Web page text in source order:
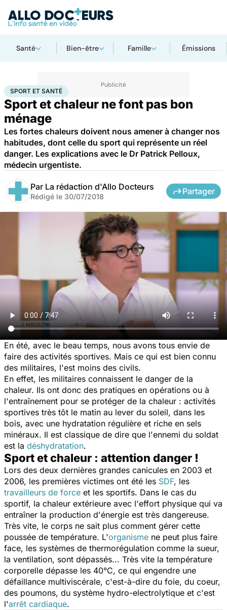
Santé Bien-être Famille Émissions
AccueilBien-êtreSport santé Sport et santé
SPORT ET SANTÉ
Sport et chaleur ne font pas bon
ménage
Les fortes chaleurs doivent nous amener à changer nos
habitudes, dont celle du sport qui représente un réel
danger. Les explications avec le Dr Patrick Pelloux,
médecin urgentiste.
Par La rédaction d'Allo Docteurs
Rédigé le 30/07/2018
Partager
En été, avec le beau temps, nous avons tous envie de
faire des activités sportives. Mais ce qui est bien connu
des militaires, l'est moins des civils.
En effet, les militaires connaissent le danger de la
chaleur. Ils ont donc des pratiques en opérations ou à
l'entraînement pour se protéger de la chaleur : activités
sportives très tôt le matin au lever du soleil, dans les
bois, avec une hydratation régulière et riche en sels
minéraux. Il est classique de dire que l'ennemi du soldat
est la déshydratation.
Sport et chaleur : attention danger !
Lors des deux dernières grandes canicules en 2003 et
2006, les premières victimes ont été les SDF, les
travailleurs de force et les sportifs. Dans le cas du
sportif, la chaleur extérieure avec l'effort physique qui va
entraîner la production d'énergie est très dangereuse.
Très vite, le corps ne sait plus comment gérer cette
poussée de température. L'organisme ne peut plus faire
face, les systèmes de thermorégulation comme la sueur,
la ventilation, sont dépassés... Très vite la température
corporelle dépasse les 40°C, ce qui engendre une
défaillance multiviscérale, c'est-à-dire du foie, du coeur,
des poumons, du système hydro-electrolytique et c'est
l'arrêt cardiaque.